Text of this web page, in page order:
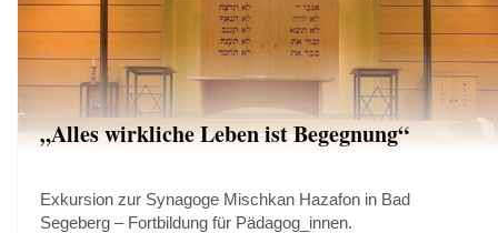
„Alles wirkliche Leben ist Begegnung“
Exkursion zur Synagoge Mischkan Hazafon in Bad
Segeberg – Fortbildung für Pädagog_innen.